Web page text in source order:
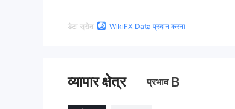
डेटा स्रोत WikiFX Data प्रदान करना
व्यापार क्षेत्र प्रभाव B